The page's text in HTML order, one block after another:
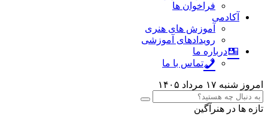
فراخوان ها
آکادمی
آموزش های هنری
رویدادهای آموزشی
درباره ما
تماس با ما
امروز شنبه ۱۷ مرداد ۱۴۰۵
تازه ها در هنرآگین